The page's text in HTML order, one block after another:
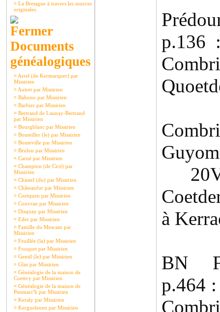
¤ La Bretagne à travers les sources
originales.
Documents
généalogiques
¤ Arrel (de Kermarquer) par
Missirien
¤ Autret par Missirien
¤ Bahuno par Missirien
¤ Barbier par Missirien
¤ Bertrand de Launay-Bertrand
par Missirien
¤ Bourgblanc par Missirien
¤ Bouteiller (le) par Missirien
¤ Bouteville par Missirien
¤ Brulon par Missirien
¤ Carné par Missirien
¤ Champion (de Cicé) par
Missirien
¤ Chastel (du) par Missirien
¤ Châteaufur par Missirien
¤ Coetquen par Missirien
¤ Couvran par Missirien
¤ Disquay par Missirien
¤ Eder par Missirien
¤ Famille du Mescam par
Missirien
¤ Feuillée (la) par Missirien
¤ Fouquet par Missirien
¤ Gentil (le) par Missirien
¤ Glas par Missirien
¤ Généalogie de la maison de
Coetivy par Missirien
¤ Généalogie de la maison de
Penmarc'h par Missirien
¤ Keraly par Missirien
¤ Kerguelenen par Missirien
à
BN
p.464